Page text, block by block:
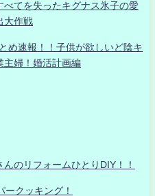
てを失ったキグナス氷子の愛
大作戦
め速報！！子供が欲しいど陰キ
主婦！婚活計画編
のリフォームひとりDIY！！
ークッキング！